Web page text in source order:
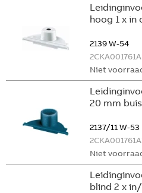
hoog 1 x in
2139 W-54
Niet
20 mm
2137/11 W-53
Niet
blind 2 x